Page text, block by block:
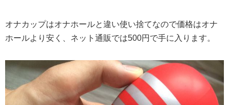
オナカップはオナホールと違い使い捨てなので価格はオナ
ホールより安く、ネット通販では500円で手に入ります。